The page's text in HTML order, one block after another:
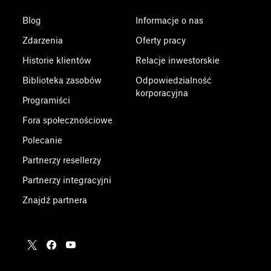
Blog
Zdarzenia
Historie klientów
Biblioteka zasobów
Programiści
Fora społecznościowe
Polecanie
Partnerzy resellerzy
Partnerzy integracyjni
Znajdź partnera
Informacje o nas
Oferty pracy
Relacje inwestorskie
Odpowiedzialność
korporacyjna